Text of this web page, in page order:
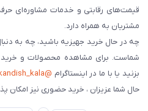
قیمت‌های رقابتی و خدمات مشاوره‌ای
مشتریان به همراه دارد.
چه در حال خرید جهیزیه باشید، چه به
شماست. برای مشاهده محصولات و خرید
بزنید یا با ما در اینستاگرام @nikandish_kala
حال شما عزیزان ، خرید حضوری نیز امکان